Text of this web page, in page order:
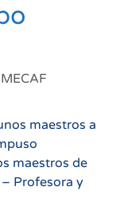
maestros a
maestros de
Profesora y